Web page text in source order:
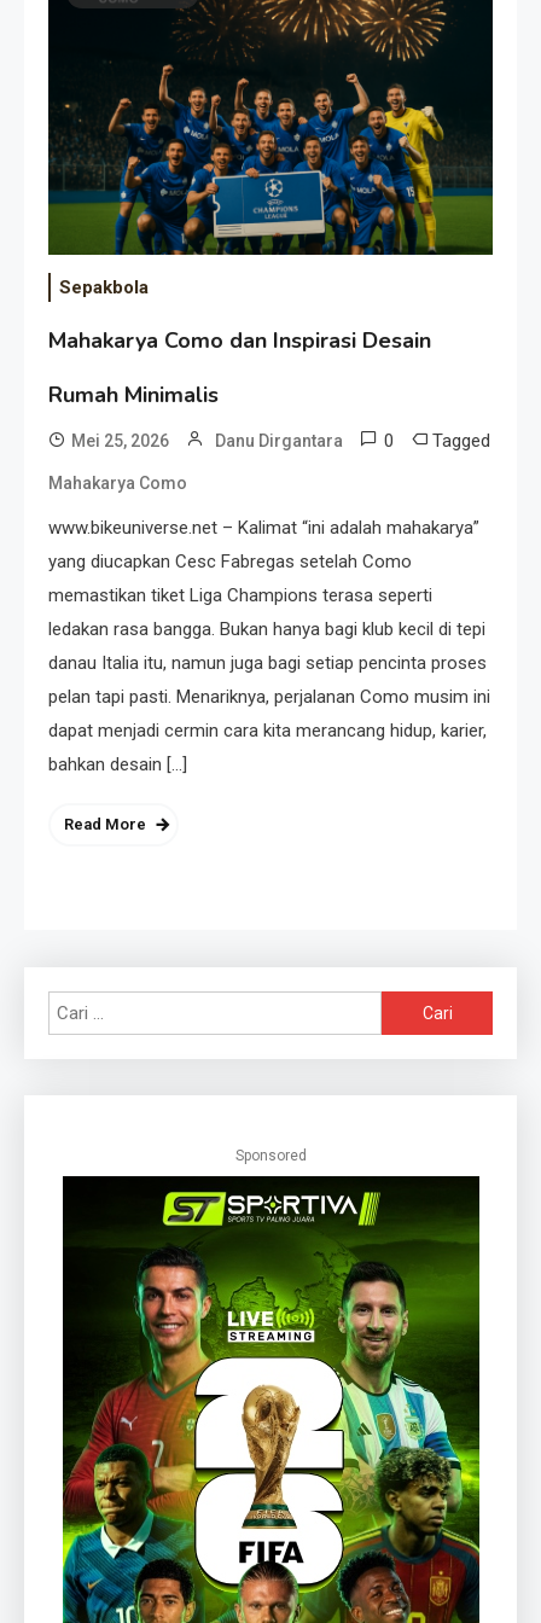
Event Besar
Sepakbola
Mahakarya Como dan Inspirasi Desain
Rumah Minimalis
Mei 25, 2026 Danu Dirgantara 0 Tagged
Mahakarya Como
www.bikeuniverse.net – Kalimat “ini adalah mahakarya”
yang diucapkan Cesc Fabregas setelah Como
memastikan tiket Liga Champions terasa seperti
ledakan rasa bangga. Bukan hanya bagi klub kecil di tepi
danau Italia itu, namun juga bagi setiap pencinta proses
pelan tapi pasti. Menariknya, perjalanan Como musim ini
dapat menjadi cermin cara kita merancang hidup, karier,
bahkan desain […]
Read More
untuk:
Sponsored